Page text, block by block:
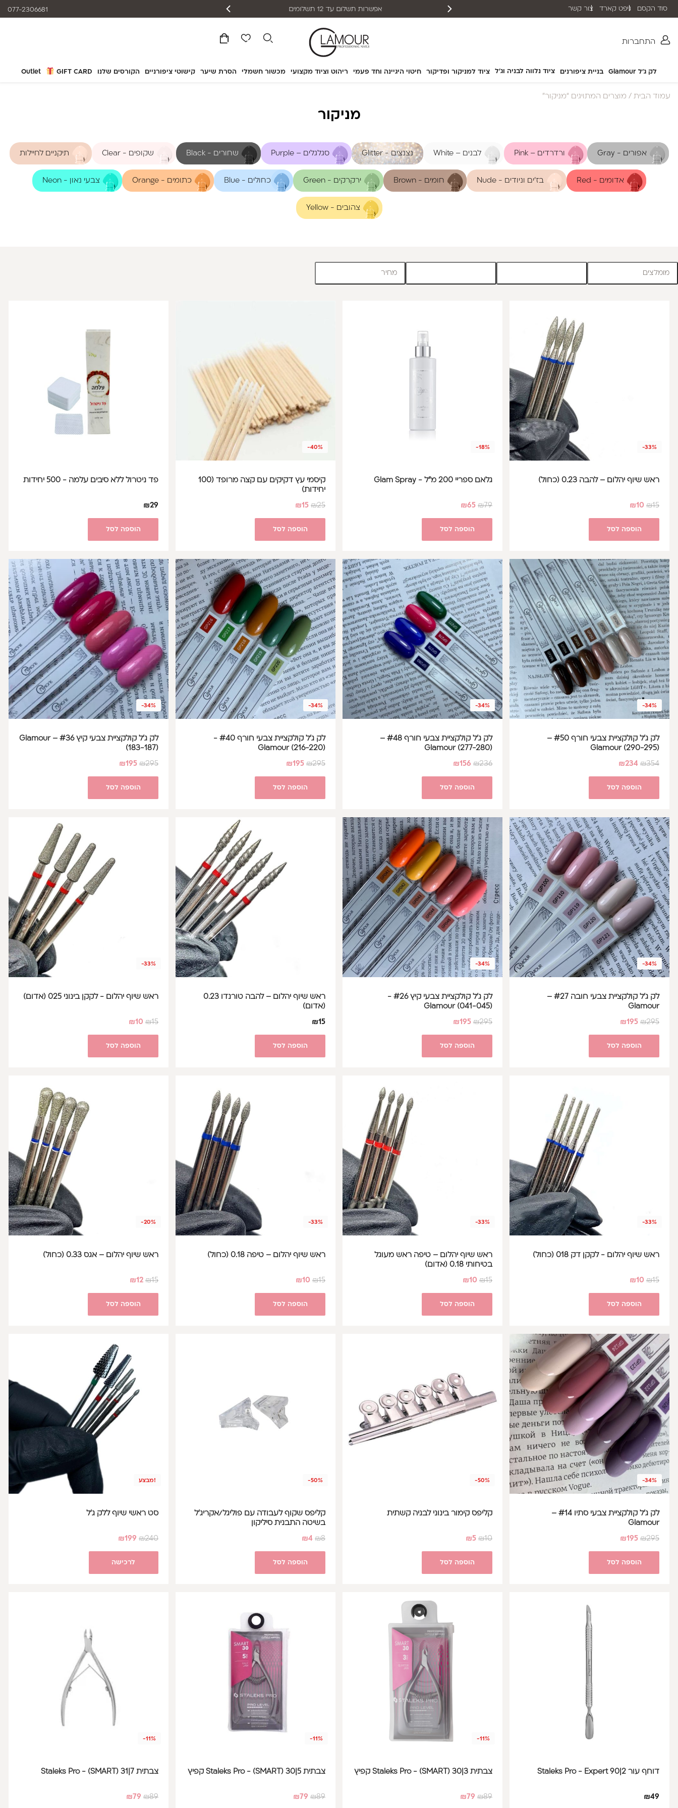
התחברות
לק ג'ל Glamour בניית ציפורנים ציוד נלווה לבניה וג'ל ציוד למניקור ופדיקור חיטוי היגיינה וחד פעמי ריהוט וציוד מקצועי מכשור חשמלי הסרת שיער קישוטי ציפורניים הקורסים שלנו GIFT CARD
Outlet
077-2306681 שליח עד הבית תוך 2-5 ימי עסקים אפשרות תשלום עד 12 תשלומים סוד הקסם גיפט קארד צור קשר
עמוד הבית / מוצרים המתויגים “מניקור”
מניקור
אפורים - Gray ורדרדים – Pink לבנים – White נצנצים - Glitter סגלגלים – Purple שחורים - Black שקופים - Clear תיקניים לחיילות
אדומים - Red בז'ים וניודים - Nude חומים - Brown ירקרקים - Green כחולים - Blue כתומים - Orange צבעי נאון - Neon
צהובים - Yellow
מומלצים מחיר
-33%
ראש שיוף יהלום – להבה 0.23 (כחול)
₪15
₪10
הוספה לסל
-18%
גלאם ספריי 200 מ"ל - Glam Spray
₪79
₪65
הוספה לסל
-40%
קיסמי עץ דקיקים עם קצה מרופד (100
יחידות)
₪25
₪15
הוספה לסל
פד ניטרול ללא סיבים עלמה - 500 יחידות
₪29
הוספה לסל
-34%
לק ג'ל קולקציית צבעי חורף #50 –
Glamour (290-295)
₪354
₪234
הוספה לסל
-34%
לק ג'ל קולקציית צבעי חורף #48 –
Glamour (277-280)
₪236
₪156
הוספה לסל
-34%
לק ג'ל קולקציית צבעי חורף #40 -
Glamour (216-220)
₪295
₪195
הוספה לסל
-34%
לק ג'ל קולקציית צבעי קיץ #36 – Glamour
(183-187)
₪295
₪195
הוספה לסל
-34%
לק ג'ל קולקציית צבעי חובה #27 –
Glamour
₪295
₪195
הוספה לסל
-34%
לק ג'ל קולקציית צבעי קיץ #26 -
(Glamour (041-045
₪295
₪195
הוספה לסל
ראש שיוף יהלום – להבה טורנדו 0.23
(אדום)
₪15
הוספה לסל
-33%
ראש שיוף יהלום - לקקן בינוני 025 (אדום)
₪15
₪10
הוספה לסל
-33%
ראש שיוף יהלום - לקקן דק 018 (כחול)
₪15
₪10
הוספה לסל
-33%
ראש שיוף יהלום – טיפה ראש מעוגל
בטיחותי 0.18 (אדום)
₪15
₪10
הוספה לסל
-33%
ראש שיוף יהלום – טיפה 0.18 (כחול)
₪15
₪10
הוספה לסל
-20%
ראש שיוף יהלום – אגס 0.33 (כחול)
₪15
₪12
הוספה לסל
-34%
לק ג'ל קולקציית צבעי סתיו #14 –
Glamour
₪295
₪195
הוספה לסל
-50%
קליפס קימור בינוני לבניה קשתית
₪10
₪5
הוספה לסל
-50%
קליפס שקוף לעבודה עם פוליגל/אקריג'ל
בשיטה התבנית סיליקון
₪8
₪4
הוספה לסל
מבצע!
סט ראשי שיוף ללק ג'ל
₪240
₪199
לרכישה
דוחף עור Staleks Pro - Expert 90|2
₪49
-11%
צבתית 3|30 Staleks Pro - (SMART) קפיץ
₪89
₪79
-11%
צבתית 5|30 Staleks Pro - (SMART) קפיץ
₪89
₪79
-11%
צבתית 7|31 Staleks Pro - (SMART)
₪89
₪79